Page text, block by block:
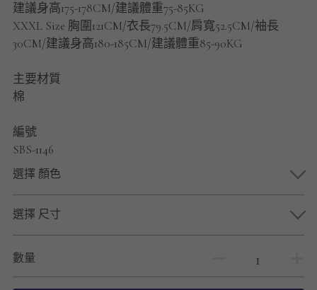
建議身高175-178CM/建議體重75-85KG
XXXL Size 胸圍121CM/衣長79.5CM/肩寬52.5CM/袖長
30CM/建議身高180-185CM/建議體重85-90KG
主要材質
棉
編號
SBS-1146
選擇 顏色
選擇 尺寸
數量
男裝短袖 T-SHIRT
重磅純色 長袖T-Shirt 系列
重磅純色 衛衣 系列
男士短袖恤衫
限時促銷
男裝